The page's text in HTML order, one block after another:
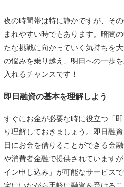
夜の時間帯は特に静かですが、そ
まれやすい時でもあります。暗闇
たな挑戦に向かっていく気持ちを
の悩みを乗り越え、明日への一歩
入れるチャンスです！
即日融資の基本を理解しよう
すぐにお金が必要な時に役立つ「
り理解しておきましょう。即日融
日にお金を借りることができる金
や消費者金融で提供されています
イン申し込み」が可能なサービス
宅にいながら手軽に融資を受けるこ